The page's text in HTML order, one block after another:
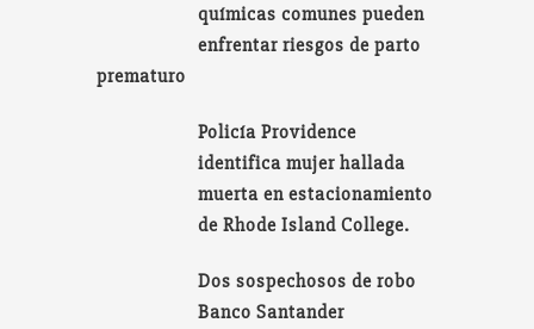
químicas comunes pueden
enfrentar riesgos de parto
prematuro
Policía Providence
identifica mujer hallada
muerta en estacionamiento
de Rhode Island College.
Dos sospechosos de robo
Banco Santander